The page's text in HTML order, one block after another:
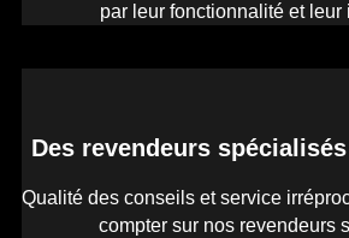
par leur fonctionnalité et leur
Des revendeurs
Qualité des conseils et service
compter sur nos revendeurs